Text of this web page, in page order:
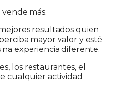
más.
resultados quien
mayor valor y esté
experiencia diferente.
los restaurantes, el
cualquier actividad